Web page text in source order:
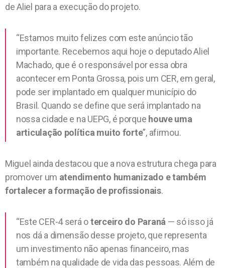
de Aliel para a execução do projeto.
“Estamos muito felizes com este anúncio tão
importante. Recebemos aqui hoje o deputado Aliel
Machado, que é o responsável por essa obra
acontecer em Ponta Grossa, pois um CER, em geral,
pode ser implantado em qualquer município do
Brasil. Quando se define que será implantado na
nossa cidade e na UEPG, é porque houve uma
articulação política muito forte”, afirmou.
Miguel ainda destacou que a nova estrutura chega para
promover um atendimento humanizado e também
fortalecer a formação de profissionais.
“Este CER-4 será oterceiro do Paraná — só isso já
nos dá a dimensão desse projeto, que representa
um investimento não apenas financeiro, mas
também na qualidade de vida das pessoas. Além de